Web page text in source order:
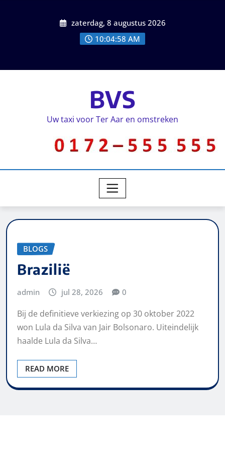
zaterdag, 8 augustus 2026
10:04:59 AM
BVS
Uw taxi voor Ter Aar en omstreken
BLOGS
Brazilië
admin jul 28, 2026 0
Bij de definitieve verkiezing op 30 oktober 2022
won Lula da Silva van Jair Bolsonaro. Uiteindelijk
haalde Lula da Silva…
READ MORE